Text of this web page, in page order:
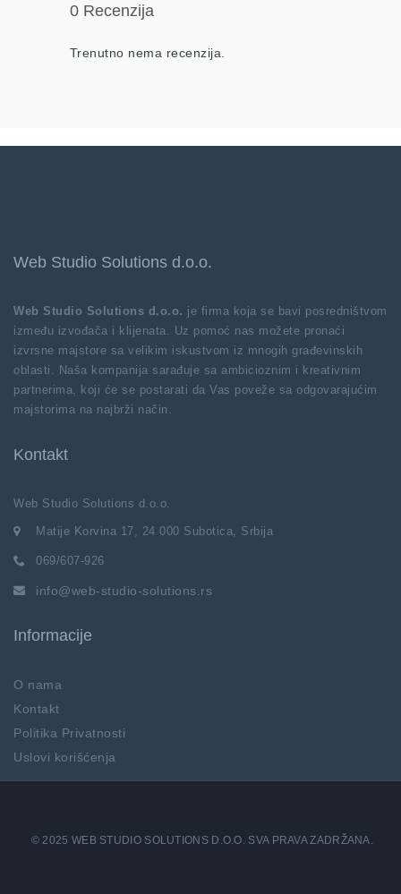
0 Recenzija
Trenutno nema recenzija.
Web Studio Solutions d.o.o.
Web Studio Solutions d.o.o. je firma koja se bavi posredništvom
između izvođača i klijenata. Uz pomoć nas možete pronaći
izvrsne majstore sa velikim iskustvom iz mnogih građevinskih
oblasti. Naša kompanija sarađuje sa ambicioznim i kreativnim
partnerima, koji će se postarati da Vas poveže sa odgovarajućim
majstorima na najbrži način.
Kontakt
Web Studio Solutions d.o.o.
Matije Korvina 17, 24 000 Subotica, Srbija
069/607-926
info@web-studio-solutions.rs
Informacije
O nama
Kontakt
Politika Privatnosti
Uslovi korišćenja
© 2025 WEB STUDIO SOLUTIONS D.O.O. SVA PRAVA ZADRŽANA.